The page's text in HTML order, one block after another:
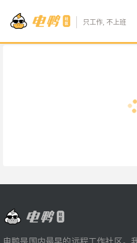
只工作, 不上班